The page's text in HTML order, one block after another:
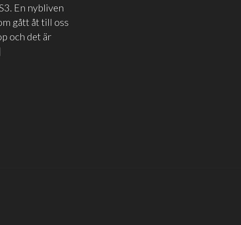
En nybliven
gått åt till oss
och det är